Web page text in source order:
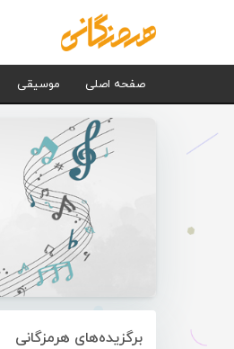
صفحه اصلی موسیقی
برگزیده‌های هرمزگانی